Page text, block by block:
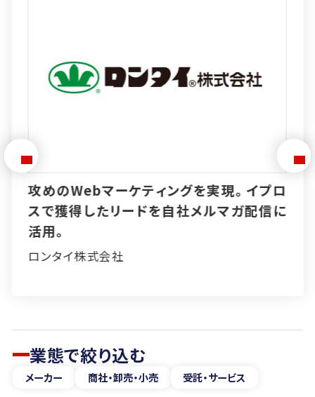
特徴的な製品を作り「売る力」も伸ばす。イ
プロスで潜在顧客の発掘・育成に成功。
アイセルグループ株式会社
業態で絞り込む
メーカー 商社・卸売・小売 受託・サービス